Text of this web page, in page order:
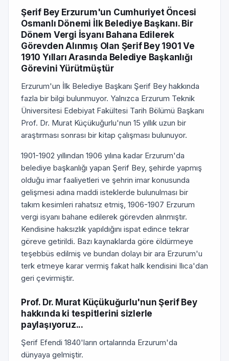
Şerif Bey Erzurum'un Cumhuriyet Öncesi
Osmanlı Dönemi İlk Belediye Başkanı. Bir
Dönem Vergi İsyanı Bahana Edilerek
Görevden Alınmış Olan Şerif Bey 1901 Ve
1910 Yılları Arasında Belediye Başkanlığı
Görevini Yürütmüştür
Erzurum'un İlk Belediye Başkanı Şerif Bey hakkında
fazla bir bilgi bulunmuyor. Yalnızca Erzurum Teknik
Üniversitesi Edebiyat Fakültesi Tarih Bölümü Başkanı
Prof. Dr. Murat Küçükuğurlu'nun 15 yıllık uzun bir
araştırması sonrası bir kitap çalışması bulunuyor.
1901-1902 yıllından 1906 yılına kadar Erzurum'da
belediye başkanlığı yapan Şerif Bey, şehirde yapmış
olduğu imar faaliyetleri ve şehrin imar konusunda
gelişmesi adına maddi isteklerde bulunulması bir
takım kesimleri rahatsız etmiş, 1906-1907 Erzurum
vergi isyanı bahane edilerek görevden alınmıştır.
Kendisine haksızlık yapıldığını ispat edince tekrar
göreve getirildi. Bazı kaynaklarda göre öldürmeye
teşebbüs edilmiş ve bundan dolayı bir ara Erzurum'u
terk etmeye karar vermiş fakat halk kendisini Ilıca'dan
geri çevirmiştir.
Prof. Dr. Murat Küçükuğurlu'nun Şerif Bey
hakkında ki tespitlerini sizlerle
paylaşıyoruz...
Şerif Efendi 1840'ların ortalarında Erzurum'da
dünyaya gelmiştir.